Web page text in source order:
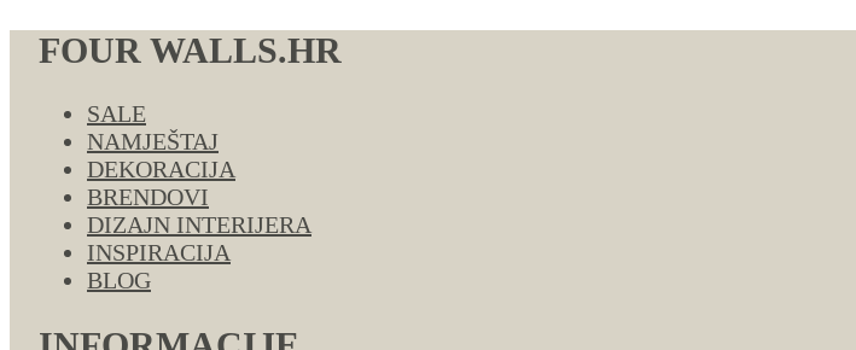
FOUR WALLS.HR
SALE
NAMJEŠTAJ
DEKORACIJA
BRENDOVI
DIZAJN INTERIJERA
INSPIRACIJA
BLOG